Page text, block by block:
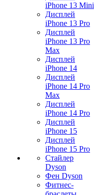
iPhone 13 Mini
Дисплей
iPhone 13 Pro
Дисплей
iPhone 13 Pro
Max
Дисплей
iPhone 14
Дисплей
iPhone 14 Pro
Max
Дисплей
iPhone 14 Pro
Дисплей
iPhone 15
Дисплей
iPhone 15 Pro
Стайлер
Dyson
Фен Dyson
Фитнес-